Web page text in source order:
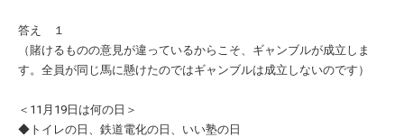
答え １
（賭けるものの意見が違っているからこそ、ギャンブルが成立しま
す。全員が同じ馬に懸けたのではギャンブルは成立しないのです）
＜11月19日は何の日＞
◆トイレの日、鉄道電化の日、いい塾の日